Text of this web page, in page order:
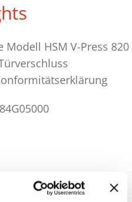
Modell HSM V-Press